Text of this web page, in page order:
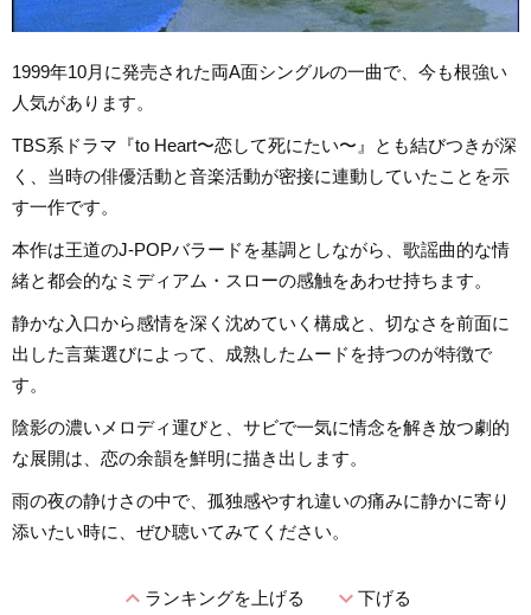
1999年10月に発売された両A面シングルの一曲で、今も根強い
人気があります。
TBS系ドラマ『to Heart〜恋して死にたい〜』とも結びつきが深
く、当時の俳優活動と音楽活動が密接に連動していたことを示
す一作です。
本作は王道のJ-POPバラードを基調としながら、歌謡曲的な情
緒と都会的なミディアム・スローの感触をあわせ持ちます。
静かな入口から感情を深く沈めていく構成と、切なさを前面に
出した言葉選びによって、成熟したムードを持つのが特徴で
す。
陰影の濃いメロディ運びと、サビで一気に情念を解き放つ劇的
な展開は、恋の余韻を鮮明に描き出します。
雨の夜の静けさの中で、孤独感やすれ違いの痛みに静かに寄り
添いたい時に、ぜひ聴いてみてください。
expand_lessランキングを上げる expand_more下げる